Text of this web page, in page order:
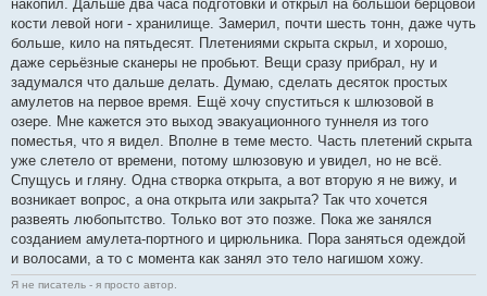
накопил. Дальше два часа подготовки и открыл на большой берцовой
кости левой ноги - хранилище. Замерил, почти шесть тонн, даже чуть
больше, кило на пятьдесят. Плетениями скрыта скрыл, и хорошо,
даже серьёзные сканеры не пробьют. Вещи сразу прибрал, ну и
задумался что дальше делать. Думаю, сделать десяток простых
амулетов на первое время. Ещё хочу спуститься к шлюзовой в
озере. Мне кажется это выход эвакуационного туннеля из того
поместья, что я видел. Вполне в теме место. Часть плетений скрыта
уже слетело от времени, потому шлюзовую и увидел, но не всё.
Спущусь и гляну. Одна створка открыта, а вот вторую я не вижу, и
возникает вопрос, а она открыта или закрыта? Так что хочется
развеять любопытство. Только вот это позже. Пока же занялся
созданием амулета-портного и цирюльника. Пора заняться одеждой
и волосами, а то с момента как занял это тело нагишом хожу.
Я не писатель - я просто автор.